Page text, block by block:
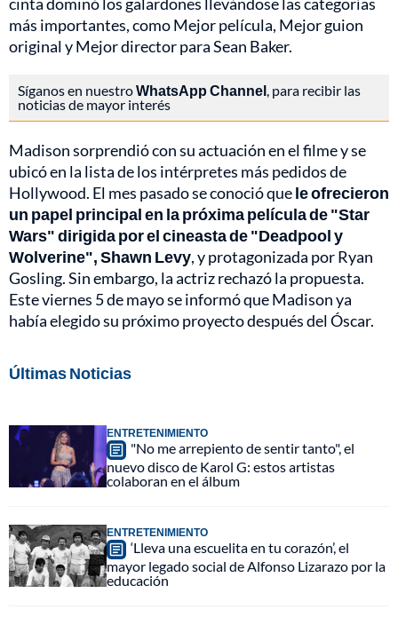
más importantes, como Mejor película, Mejor guion
original y Mejor director para Sean Baker.
Síganos en nuestroWhatsApp Channel, para recibir las
noticias de mayor interés
Madison sorprendió con su actuación en el filme y se
ubicó en la lista de los intérpretes más pedidos de
Hollywood. El mes pasado se conoció quele ofrecieron
un papel principal en la próxima película de "Star
Wars" dirigida por el cineasta de "Deadpool y
Wolverine", Shawn Levy, y protagonizada por Ryan
Gosling. Sin embargo, la actriz rechazó la propuesta.
Este viernes 5 de mayo se informó que Madison ya
había elegido su próximo proyecto después del Óscar.
Últimas Noticias
ENTRETENIMIENTO
"No me arrepiento de sentir tanto", el
nuevo disco de Karol G: estos artistas
colaboran en el álbum
ENTRETENIMIENTO
‘Lleva una escuelita en tu corazón’, el
mayor legado social de Alfonso Lizarazo por la
educación